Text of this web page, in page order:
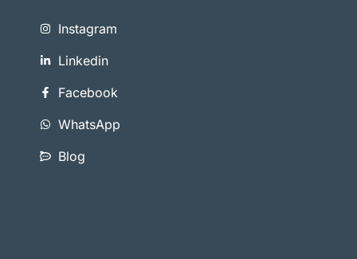
Instagram
Linkedin
Facebook
WhatsApp
Blog